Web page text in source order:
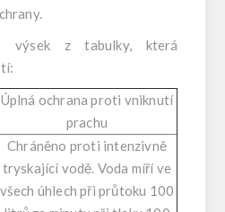
výsek z tabulky, která
Úplná ochrana proti vniknutí
prachu
Chráněno proti intenzivně
tryskající vodě. Voda míří ve
všech úhlech při průtoku 100